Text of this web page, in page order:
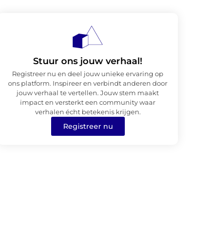
Stuur ons jouw verhaal!
Registreer nu en deel jouw unieke ervaring op
ons platform. Inspireer en verbindt anderen door
jouw verhaal te vertellen. Jouw stem maakt
impact en versterkt een community waar
verhalen écht betekenis krijgen.
Registreer nu